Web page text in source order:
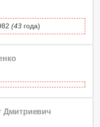
(43 года)
Дмитриевич